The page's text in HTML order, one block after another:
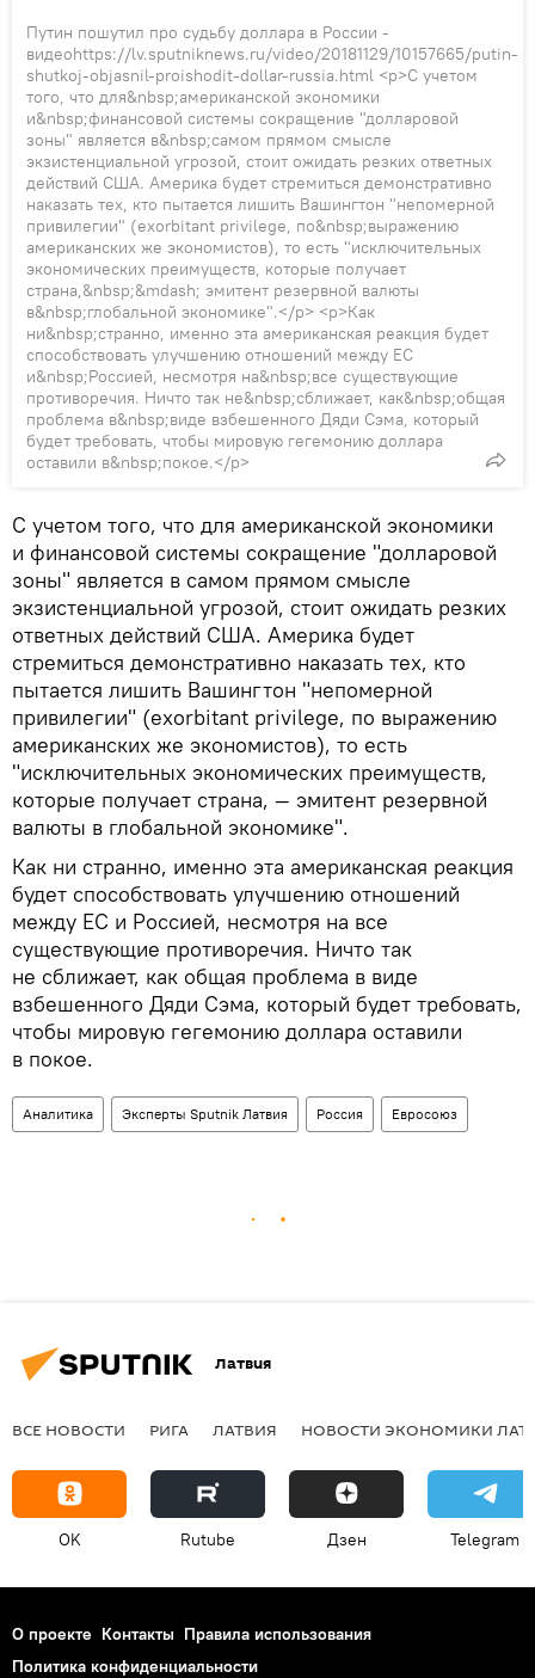
Путин пошутил про судьбу доллара в России -
видеоhttps://lv.sputniknews.ru/video/20181129/10157665/putin-
shutkoj-objasnil-proishodit-dollar-russia.html <p>С учетом
того, что для&nbsp;американской экономики
и&nbsp;финансовой системы сокращение "долларовой
зоны" является в&nbsp;самом прямом смысле
экзистенциальной угрозой, стоит ожидать резких ответных
действий США. Америка будет стремиться демонстративно
наказать тех, кто пытается лишить Вашингтон "непомерной
привилегии" (exorbitant privilege, по&nbsp;выражению
американских же экономистов), то есть "исключительных
экономических преимуществ, которые получает
страна,&nbsp;&mdash; эмитент резервной валюты
в&nbsp;глобальной экономике".</p> <p>Как
ни&nbsp;странно, именно эта американская реакция будет
способствовать улучшению отношений между ЕС
и&nbsp;Россией, несмотря на&nbsp;все существующие
противоречия. Ничто так не&nbsp;сближает, как&nbsp;общая
проблема в&nbsp;виде взбешенного Дяди Сэма, который
будет требовать, чтобы мировую гегемонию доллара
оставили в&nbsp;покое.</p>
С учетом того, что для американской экономики
и финансовой системы сокращение "долларовой
зоны" является в самом прямом смысле
экзистенциальной угрозой, стоит ожидать резких
ответных действий США. Америка будет
стремиться демонстративно наказать тех, кто
пытается лишить Вашингтон "непомерной
привилегии" (exorbitant privilege, по выражению
американских же экономистов), то есть
"исключительных экономических преимуществ,
которые получает страна, — эмитент резервной
валюты в глобальной экономике".
Как ни странно, именно эта американская реакция
будет способствовать улучшению отношений
между ЕС и Россией, несмотря на все
существующие противоречия. Ничто так
не сближает, как общая проблема в виде
взбешенного Дяди Сэма, который будет требовать,
чтобы мировую гегемонию доллара оставили
в покое.
Аналитика Эксперты Sputnik Латвия Россия Евросоюз
Латвия
ВСЕ НОВОСТИ РИГА ЛАТВИЯ НОВОСТИ ЭКОНОМИКИ
OK Rutube Дзен Telegram
О проекте Контакты Правила использования
Политика конфиденциальности